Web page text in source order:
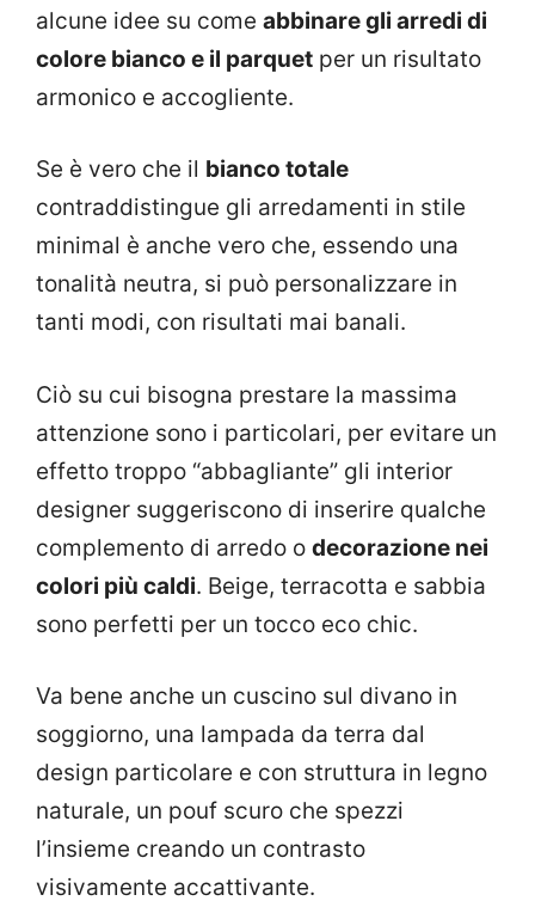
alcune idee su come abbinare gli arredi di
colore bianco e il parquet per un risultato
armonico e accogliente.
Se è vero che il bianco totale
contraddistingue gli arredamenti in stile
minimal è anche vero che, essendo una
tonalità neutra, si può personalizzare in
tanti modi, con risultati mai banali.
Ciò su cui bisogna prestare la massima
attenzione sono i particolari, per evitare un
effetto troppo “abbagliante” gli interior
designer suggeriscono di inserire qualche
complemento di arredo o decorazione nei
colori più caldi. Beige, terracotta e sabbia
sono perfetti per un tocco eco chic.
Va bene anche un cuscino sul divano in
soggiorno, una lampada da terra dal
design particolare e con struttura in legno
naturale, un pouf scuro che spezzi
l’insieme creando un contrasto
visivamente accattivante.